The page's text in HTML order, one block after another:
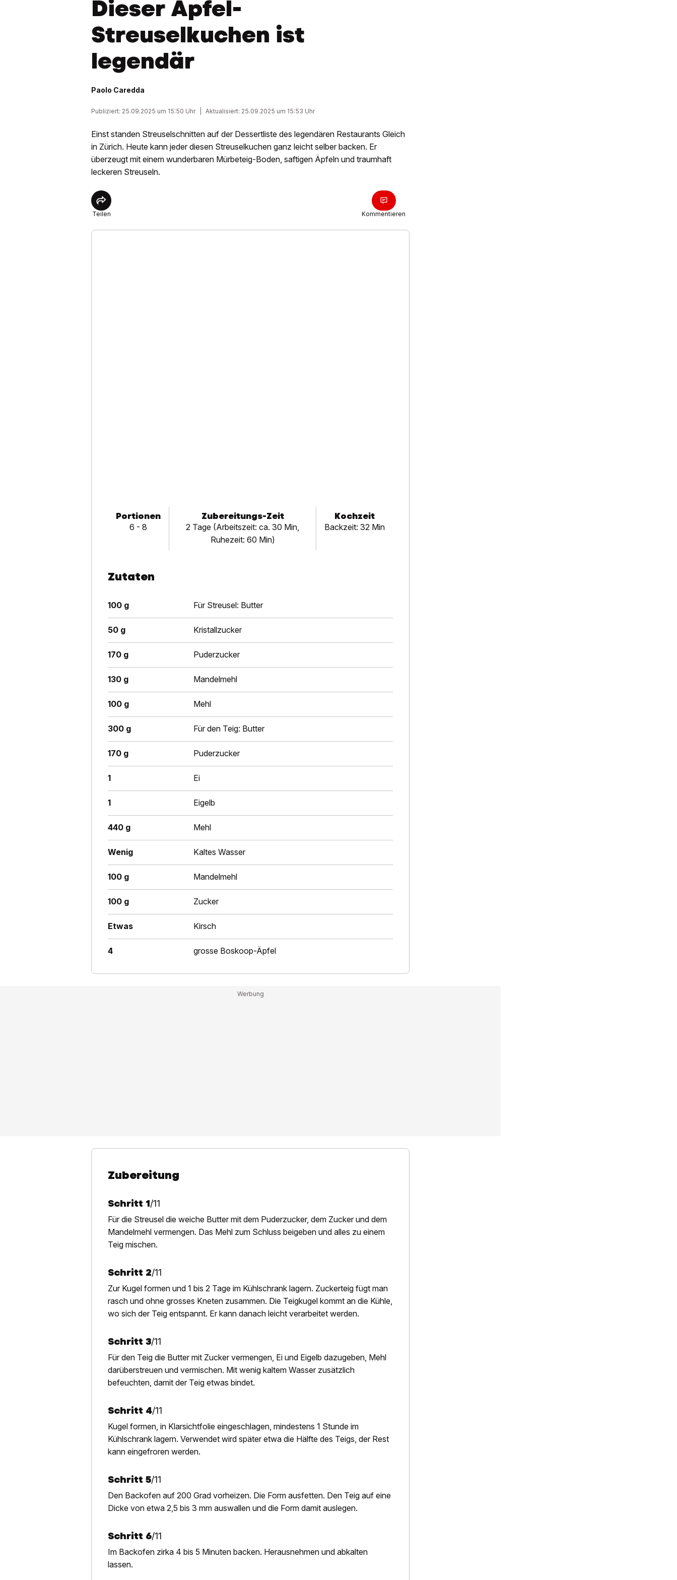
Dieser Apfel-
Streuselkuchen ist
legendär
Paolo Caredda
Publiziert: 25.09.2025 um 15:50 Uhr Aktualisiert: 25.09.2025 um 15:53 Uhr
Einst standen Streuselschnitten auf der Dessertliste des legendären Restaurants Gleich
in Zürich. Heute kann jeder diesen Streuselkuchen ganz leicht selber backen. Er
überzeugt mit einem wunderbaren Mürbeteig-Boden, saftigen Äpfeln und traumhaft
leckeren Streuseln.
Teilen Kommentieren
Portionen
6 - 8
Zubereitungs-Zeit
2 Tage (Arbeitszeit: ca. 30 Min,
Ruhezeit: 60 Min)
Kochzeit
Backzeit: 32 Min
Zutaten
100 g Für Streusel: Butter
50 g Kristallzucker
170 g Puderzucker
130 g Mandelmehl
100 g Mehl
300 g Für den Teig: Butter
170 g Puderzucker
1 Ei
1 Eigelb
440 g Mehl
Wenig Kaltes Wasser
100 g Mandelmehl
100 g Zucker
Etwas Kirsch
4 grosse Boskoop-Äpfel
Zubereitung
Schritt 1/11
Für die Streusel die weiche Butter mit dem Puderzucker, dem Zucker und dem
Mandelmehl vermengen. Das Mehl zum Schluss beigeben und alles zu einem
Teig mischen.
Schritt 2/11
Zur Kugel formen und 1 bis 2 Tage im Kühlschrank lagern. Zuckerteig fügt man
rasch und ohne grosses Kneten zusammen. Die Teigkugel kommt an die Kühle,
wo sich der Teig entspannt. Er kann danach leicht verarbeitet werden.
Schritt 3/11
Für den Teig die Butter mit Zucker vermengen, Ei und Eigelb dazugeben, Mehl
darüberstreuen und vermischen. Mit wenig kaltem Wasser zusätzlich
befeuchten, damit der Teig etwas bindet.
Schritt 4/11
Kugel formen, in Klarsichtfolie eingeschlagen, mindestens 1 Stunde im
Kühlschrank lagern. Verwendet wird später etwa die Hälfte des Teigs, der Rest
kann eingefroren werden.
Schritt 5/11
Den Backofen auf 200 Grad vorheizen. Die Form ausfetten. Den Teig auf eine
Dicke von etwa 2,5 bis 3 mm auswallen und die Form damit auslegen.
Schritt 6/11
Im Backofen zirka 4 bis 5 Minuten backen. Herausnehmen und abkalten
lassen.